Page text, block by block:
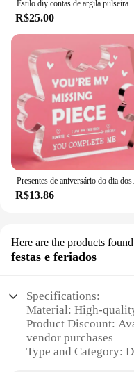
Estilo diy contas de argila pulseira
R$25.00
Presentes de
R$13.86
Here are the products
festas e feriados
Specifications:
Material: High-
Product Discount:
vendor purchases
Type and Category: